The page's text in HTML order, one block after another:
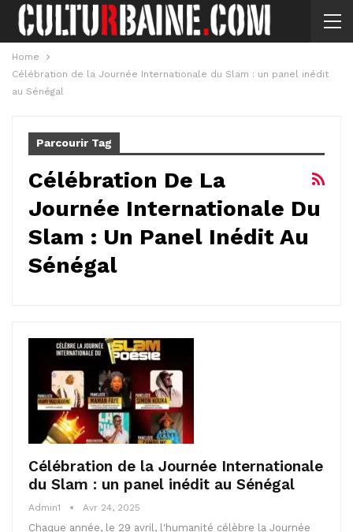
Home
Célébration de la Journée Internationale du Slam : un panel inédit
au Sénégal
Parcourir Tag
Célébration De La
Journée Internationale Du
Slam : Un Panel Inédit Au
Sénégal
Célébration de la Journée Internationale
du Slam : un panel inédit au Sénégal
Admin1 Avr 24, 2025
Chaque année, le 29 avril, l'humanité célèbre la Journée